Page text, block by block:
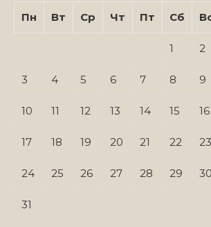
Пн
Вт Ср Чт Пт Сб
1 2
3 4 5 6 7 8 9
10 11 12 13 14 15 16
17 18 19 20 21 22 23
24 25 26 27 28 29 30
31